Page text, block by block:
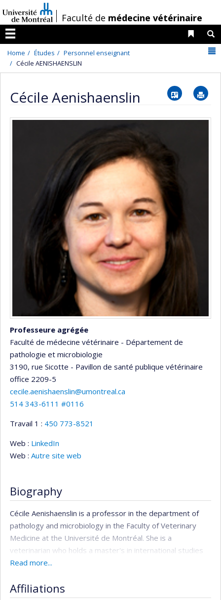
au
contenu
/Faculté de médecine vétérinaire
Menu
Liens
Home Études
Personnel enseignant
Cécile AENISHAENSLIN
Cécile Aenishaenslin Vcard
Professeure agrégée
Faculté de médecine vétérinaire - Département de
pathologie et microbiologie
3190, rue Sicotte - Pavillon de santé publique vétérinaire
office 2209-5
cecile.aenishaenslin@umontreal.ca
514 343-6111 #0116
Travail 1 : 450 773-8521
Web : LinkedIn
Web : Autre site web
Biography
Cécile Aenishaenslin is a professor in the department of
pathology and microbiology in the Faculty of Veterinary
Medicine at the Université de Montréal. She is a
veterinarian who holds a master's in international studies
(2009) and a doctorate in epidemiology (2015, Université
She also held a postdoctoral fellowship at the Centre for
Read more...
Affiliations